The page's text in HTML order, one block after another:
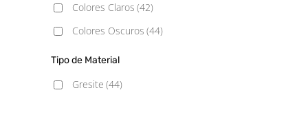
Colores Claros (42)
Colores Oscuros (44)
Tipo de Material
Gresite (44)